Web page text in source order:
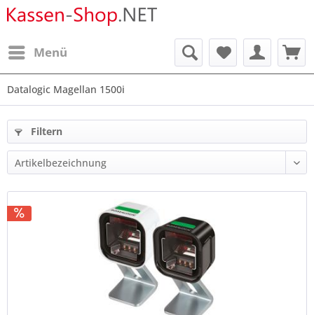
Menü
Datalogic Magellan 1500i
Filtern